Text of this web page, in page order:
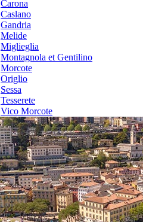
Carona
Caslano
Gandria
Melide
Miglieglia
Montagnola et Gentilino
Morcote
Origlio
Sessa
Tesserete
Vico Morcote